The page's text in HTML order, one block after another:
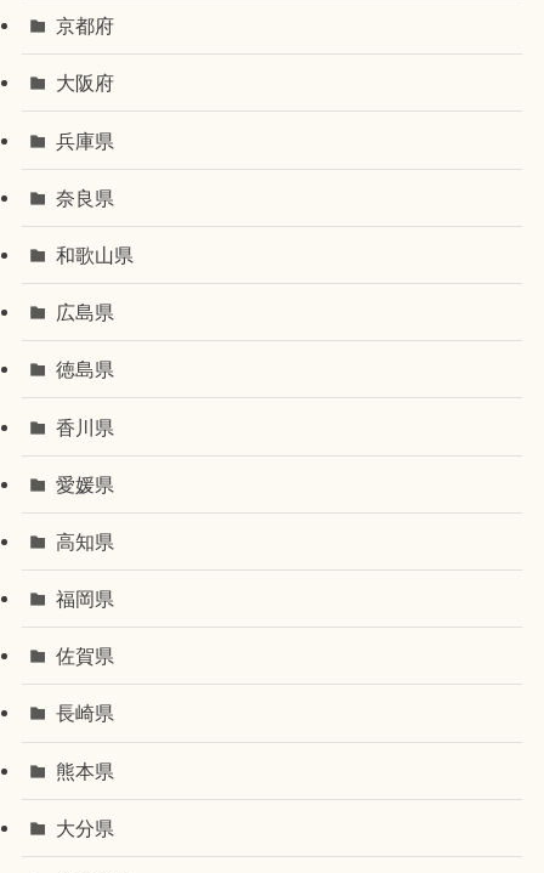
京都府
大阪府
兵庫県
奈良県
和歌山県
広島県
徳島県
香川県
愛媛県
高知県
福岡県
佐賀県
長崎県
熊本県
大分県